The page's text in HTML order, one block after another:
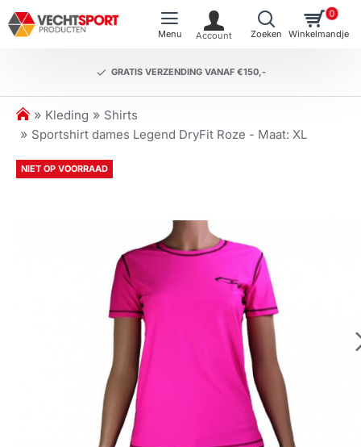
GRATIS VERZENDING VANAF €150,-
0
h
o
e
Kleding
Shirts
Sportshirt dames Legend DryFit Roze - Maat: XL
NIET OP VOORRAAD